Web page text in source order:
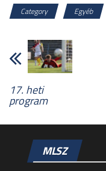
Category Egyéb
17. heti
program
MLSZ